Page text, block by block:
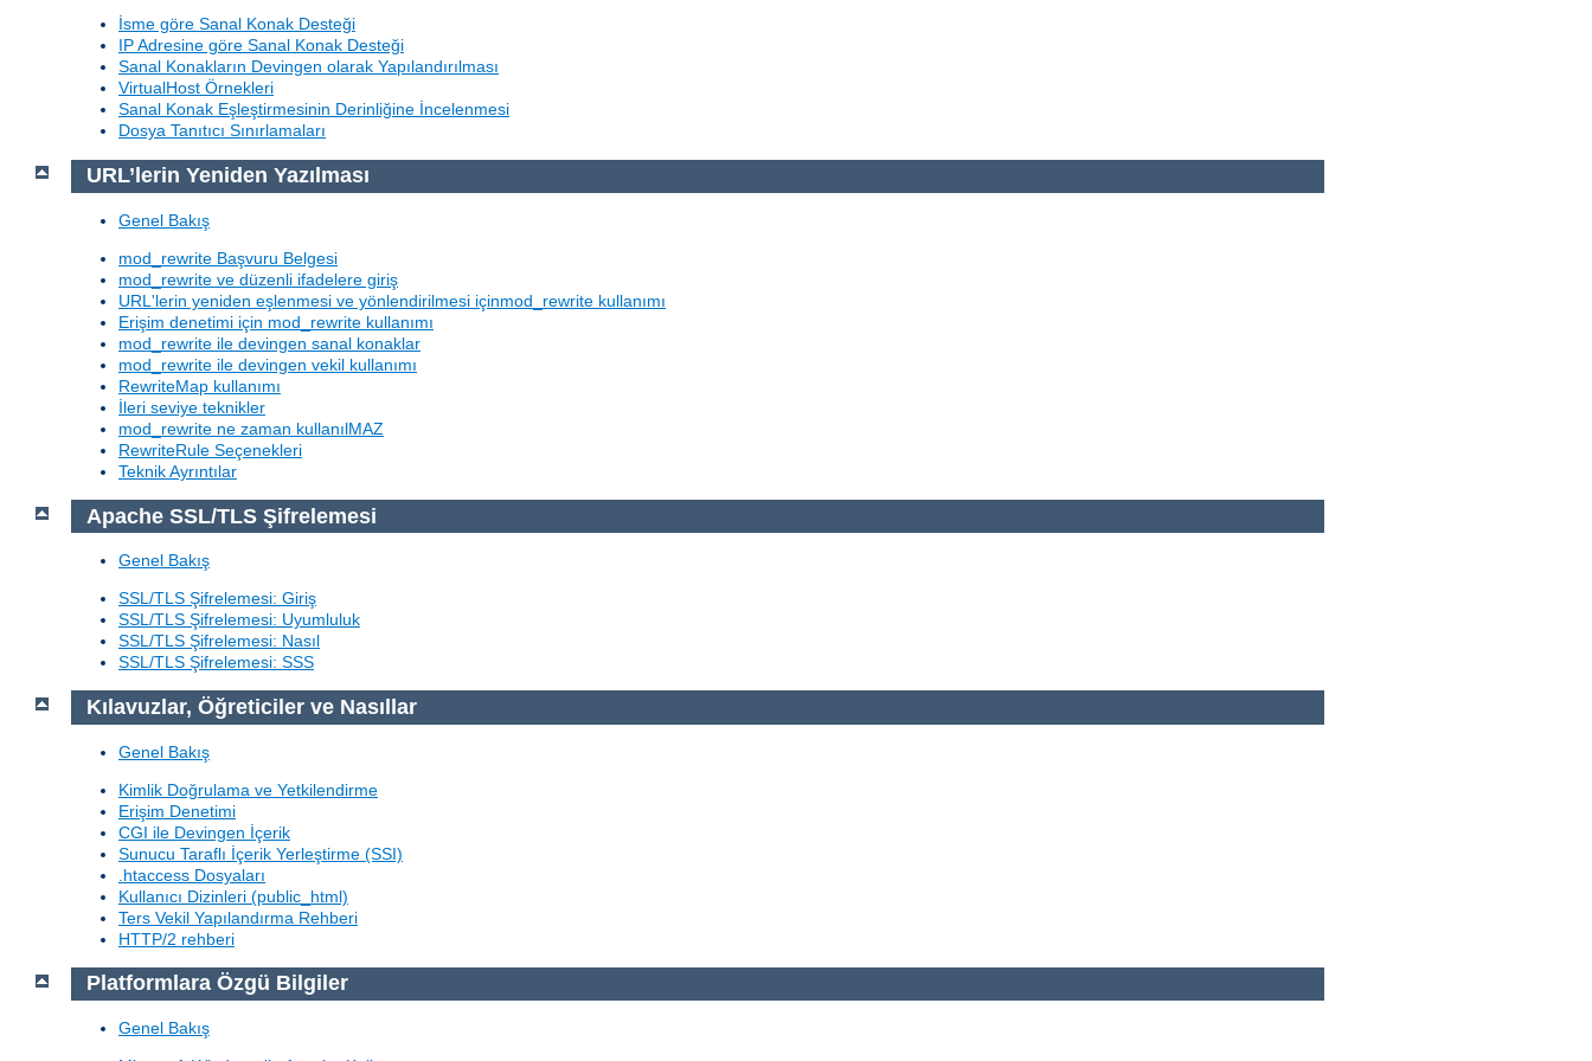
İsme göre Sanal Konak Desteği
IP Adresine göre Sanal Konak Desteği
Sanal Konakların Devingen olarak Yapılandırılması
VirtualHost Örnekleri
Sanal Konak Eşleştirmesinin Derinliğine İncelenmesi
Dosya Tanıtıcı Sınırlamaları
URL’lerin Yeniden Yazılması
Genel Bakış
mod_rewrite Başvuru Belgesi
mod_rewrite ve düzenli ifadelere giriş
URL'lerin yeniden eşlenmesi ve yönlendirilmesi içinmod_rewrite kullanımı
Erişim denetimi için mod_rewrite kullanımı
mod_rewrite ile devingen sanal konaklar
mod_rewrite ile devingen vekil kullanımı
RewriteMap kullanımı
İleri seviye teknikler
mod_rewrite ne zaman kullanılMAZ
RewriteRule Seçenekleri
Teknik Ayrıntılar
Apache SSL/TLS Şifrelemesi
Genel Bakış
SSL/TLS Şifrelemesi: Giriş
SSL/TLS Şifrelemesi: Uyumluluk
SSL/TLS Şifrelemesi: Nasıl
SSL/TLS Şifrelemesi: SSS
Kılavuzlar, Öğreticiler ve Nasıllar
Genel Bakış
Kimlik Doğrulama ve Yetkilendirme
Erişim Denetimi
CGI ile Devingen İçerik
Sunucu Taraflı İçerik Yerleştirme (SSI)
.htaccess Dosyaları
Kullanıcı Dizinleri (public_html)
Ters Vekil Yapılandırma Rehberi
HTTP/2 rehberi
Platformlara Özgü Bilgiler
Genel Bakış